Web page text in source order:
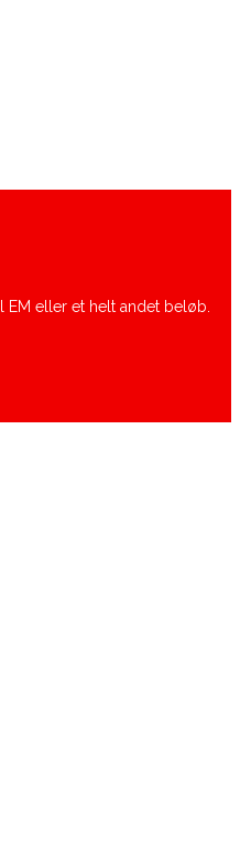
EM eller et helt andet beløb.